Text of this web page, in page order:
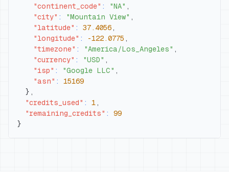
"continent_code" : "NA" ,
"city" : "Mountain View" ,
"latitude" : 37.4056 ,
"longitude" : -122.0775 ,
"timezone" : "America/Los_Angeles" ,
"currency" : "USD" ,
"isp" : "Google LLC" ,
"asn" :
15169
} ,
"credits_used" : 1 ,
"remaining_credits" :
99
}